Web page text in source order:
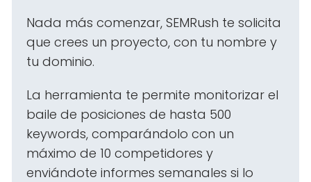
Nada más comenzar, SEMRush te solicita
que crees un proyecto, con tu nombre y
tu dominio.
La herramienta te permite monitorizar el
baile de posiciones de hasta 500
keywords, comparándolo con un
máximo de 10 competidores y
enviándote informes semanales si lo